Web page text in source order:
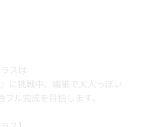
スは
に挑戦中。繊細で大人っぽい
ル完成を目指します。